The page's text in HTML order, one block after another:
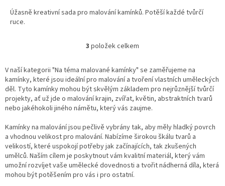
Úžasně kreativní sada pro malování kamínků. Potěší každé tvůrčí
ruce.
O
l
á
d
a
c
p
r
v
k
y
v
3 položek celkem
V naší kategorii "Na téma malované kamínky" se zaměřujeme na
kamínky, které jsou ideální pro malování a tvoření vlastních uměleckých
děl. Tyto kamínky mohou být skvělým základem pro nejrůznější tvůrčí
projekty, ať už jde o malování krajin, zvířat, květin, abstraktních tvarů
nebo jakéhokoli jiného námětu, který vás zaujme.
Kamínky na malování jsou pečlivě vybrány tak, aby měly hladký povrch
a vhodnou velikost pro malování. Nabízíme širokou škálu tvarů a
velikostí, které uspokojí potřeby jak začínajících, tak zkušených
umělců. Naším cílem je poskytnout vám kvalitní materiál, který vám
umožní rozvíjet vaše umělecké dovednosti a tvořit nádherná díla, která
mohou být potěšením pro vás i pro ostatní.